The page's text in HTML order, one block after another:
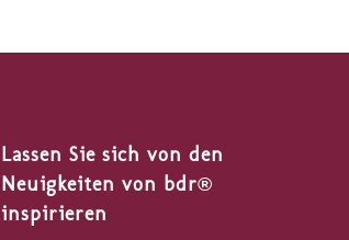
Lassen Sie sich von den
Neuigkeiten von bdr®
inspirieren